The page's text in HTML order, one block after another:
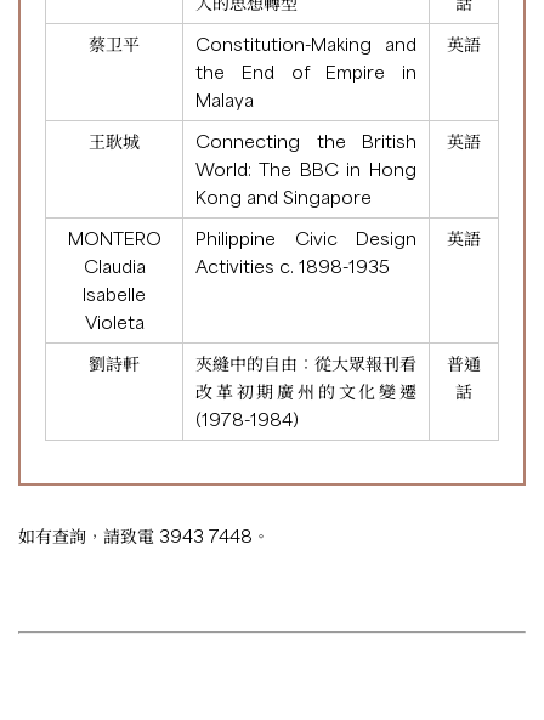
蔡卫平
Constitution-Making and
the End of Empire in
Malaya
英語
王耿城
Connecting the British
World: The BBC in Hong
Kong and Singapore
英語
MONTERO
Claudia
Isabelle
Violeta
Philippine Civic Design
Activities c. 1898-1935
英語
劉詩軒
夾縫中的自由：從大眾報刊看
改革初期廣州的文化變遷
(1978-1984)
普通
話
如有查詢，請致電 3943 7448。